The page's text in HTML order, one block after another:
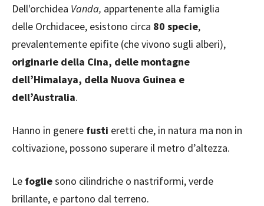
Dell'orchidea Vanda, appartenente alla famiglia
delle Orchidacee, esistono circa 80 specie,
prevalentemente epifite (che vivono sugli alberi),
originarie della Cina, delle montagne
dell’Himalaya, della Nuova Guinea e
dell’Australia.
Hanno in genere fusti eretti che, in natura ma non in
coltivazione, possono superare il metro d’altezza.
Le fogliesono cilindriche o nastriformi, verde
brillante, e partono dal terreno.